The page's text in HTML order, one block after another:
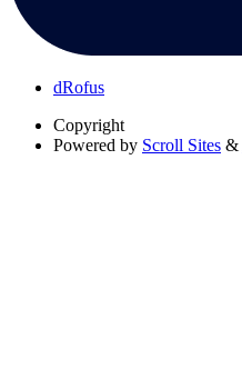
dRofus
Copyright
Powered by Scroll Sites &